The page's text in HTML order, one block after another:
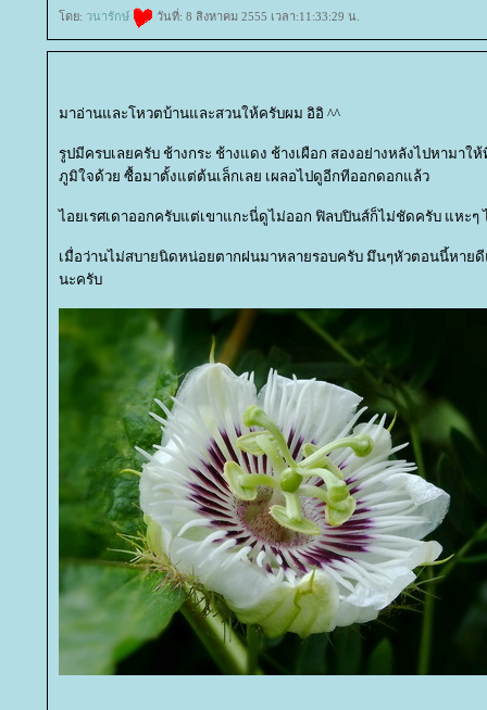
ดย: วนารักษ์ วันที่: 8 สิงหาคม 2555 เวลา:11:33:29 น.
มาอ่านและโหวตบ้านและสวนให้ครับผม อิอิ ^^
รูปมีครบเลยครับ ช้างกระ ช้างแดง ช้างเผือก สองอย่างหลังไปหามา
ภูมิใจด้วย ซื้อมาตั้งแต่ต้นเล็กเลย เผลอไปดูอีกทีออกดอกแล้ว
ไอยเรศเดาออกครับแต่เขาแกะนี่ดูไม่ออก ฟิลบปินส์ก็ไม่ชัดครับ แหะๆ
เมื่อว่านไม่สบายนิดหน่อยตากฝนมาหลายรอบครับ มึนๆหัวตอนนี้หาย
นะครับ